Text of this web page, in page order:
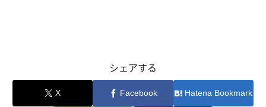
シェアする
X Facebook Hatena Bookmark